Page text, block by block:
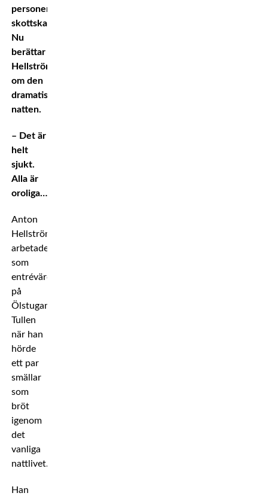
personer
skottskadades.
Nu
berättar
Hellström
om den
dramatiska
natten.
– Det är
helt
sjukt.
Alla är
oroliga…
Anton
Hellström
arbetade
som
entrévärd
på
Ölstugan
Tullen
när han
hörde
ett par
smällar
som
bröt
igenom
det
vanliga
nattlivet.
Han